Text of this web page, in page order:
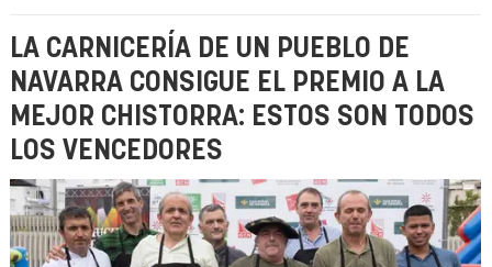
LA CARNICERÍA DE UN PUEBLO DE
NAVARRA CONSIGUE EL PREMIO A LA
MEJOR CHISTORRA: ESTOS SON TODOS
LOS VENCEDORES